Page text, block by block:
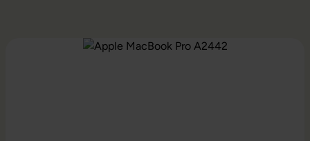
Ignorer la galerie d'images